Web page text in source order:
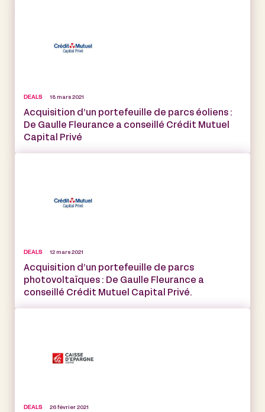
DEALS 18 mars 2021
Acquisition d’un portefeuille de parcs éoliens :
De Gaulle Fleurance a conseillé Crédit Mutuel
Capital Privé
DEALS 12 mars 2021
Acquisition d’un portefeuille de parcs
photovoltaïques : De Gaulle Fleurance a
conseillé Crédit Mutuel Capital Privé.
DEALS 26 février 2021